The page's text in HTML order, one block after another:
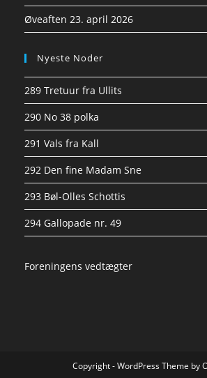
Øveaften 23. april 2026
Nyeste Noder
289 Tretuur fra Ullits
290 No 38 polka
291 Vals fra Kall
292 Den fine Madam Sne
293 Bøl-Olles Schottis
294 Gallopade nr. 49
Foreningens vedtægter
Copyright - WordPress Theme by